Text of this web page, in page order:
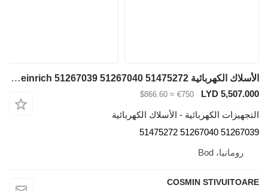
الأسلاك الكهربائية Jungheinrich 51267039 51267040 51475272 لـ رافعة للحاويات
LYD 5,507.000
€750
≈ $866.60
التجهيزات الكهربائية - الأسلاك الكهربائية
51267039 51267040 51475272
رومانيا، Bod
COSMIN STIVUITOARE